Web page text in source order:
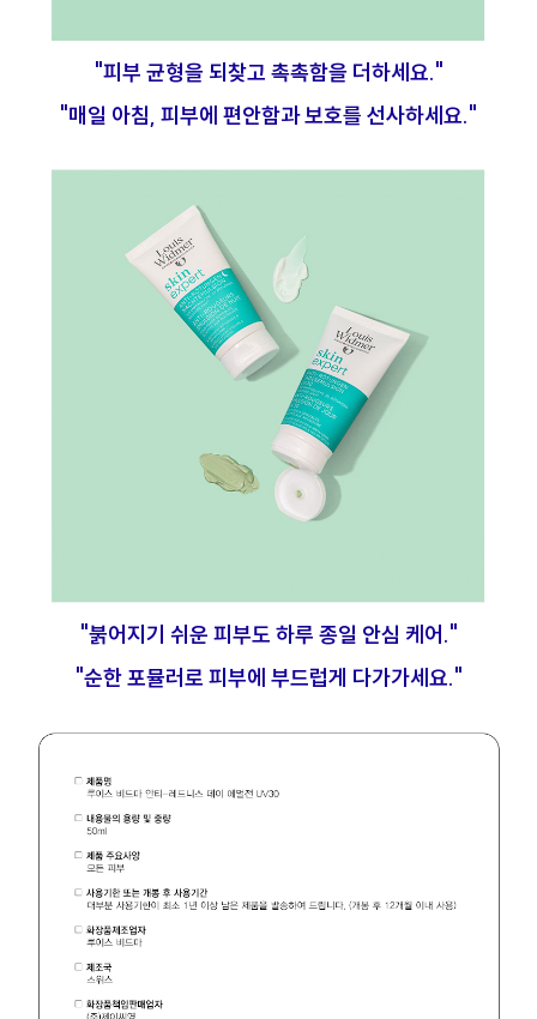
"피부 균형을 되찾고 촉촉함을 더하세요."
"매일 아침, 피부에 편안함과 보호를 선사하세요."
"붉어지기 쉬운 피부도 하루 종일 안심 케어."
"순한 포뮬러로 피부에 부드럽게 다가가세요."